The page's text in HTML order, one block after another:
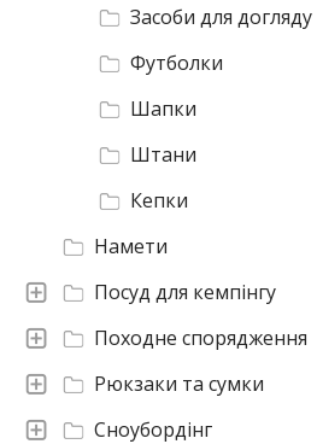
Сноубордінг
Рюкзаки та сумки
Походне спорядження
Посуд для кемпінгу
Намети
Засоби для догляду
Футболки
Шапки
Штани
Кепки